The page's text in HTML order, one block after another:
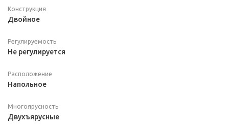
Конструкция
Двойное
Регулируемость
Не регулируется
Расположение
Напольное
Многоярусность
Двухъярусные